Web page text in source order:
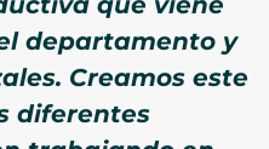
departamento y
Creamos este
diferentes